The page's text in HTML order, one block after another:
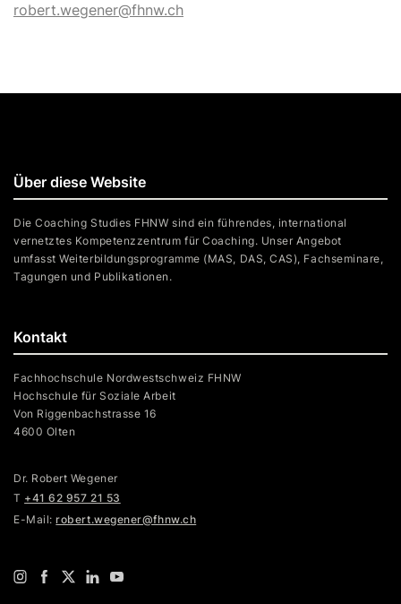
robert.wegener@fhnw.ch
Kontakt
Fachhochschule Nordwestschweiz FHNW
Hochschule für Soziale Arbeit
Von Riggenbachstrasse 16
4600 Olten
Dr. Robert Wegener
T +41 62 957 21 53
E-Mail:robert.wegener@fhnw.ch
Über diese Website
Die Coaching Studies FHNW sind ein führendes, international
vernetztes Kompetenzzentrum für Coaching. Unser Angebot
umfasst Weiterbildungsprogramme (MAS, DAS, CAS), Fachseminare,
Tagungen und Publikationen.